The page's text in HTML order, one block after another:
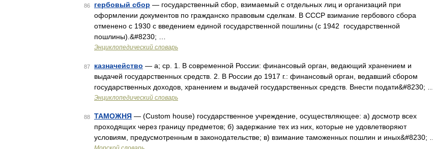
86 гербовый сбор — государственный сбор, взимаемый с отдельных лиц и организаций при
оформлении документов по гражданско правовым сделкам. В СССР взимание гербового сбора
отменено с 1930 с введением единой государственной пошлины (с 1942 государственной
пошлины).&#8230; …
Энциклопедический словарь
87 казначейство — а; ср. 1. В современной России: финансовый орган, ведающий хранением и
выдачей государственных средств. 2. В России до 1917 г.: финансовый орган, ведавший сбором
государственных доходов, хранением и выдачей государственных средств. Внести подати&#8230; …
Энциклопедический словарь
88 ТАМОЖНЯ — (Custom house) государственное учреждение, осуществляющее: а) досмотр всех
проходящих через границу предметов; б) задержание тех из них, которые не удовлетворяют
условиям, предусмотренным в законодательстве; в) взимание таможенных пошлин и иных&#8230; …